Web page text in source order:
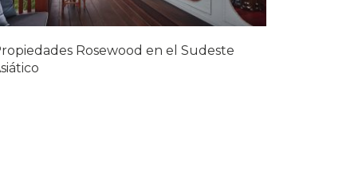
Rosewood en el Sudeste